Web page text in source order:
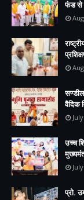
फंड से
वैदिक
उच्च
प्रो.